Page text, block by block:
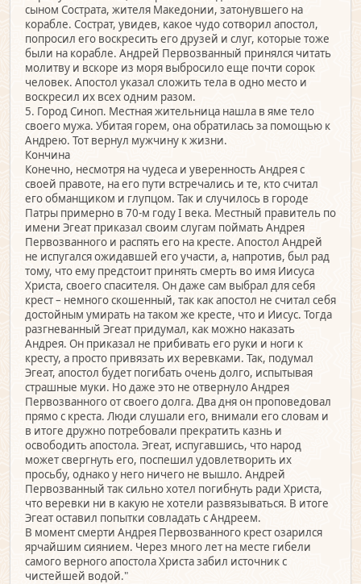
сыном Сострата, жителя Македонии, затонувшего на
корабле. Сострат, увидев, какое чудо сотворил апостол,
попросил его воскресить его друзей и слуг, которые тоже
были на корабле. Андрей Первозванный принялся читать
молитву и вскоре из моря выбросило еще почти сорок
человек. Апостол указал сложить тела в одно место и
воскресил их всех одним разом.
5. Город Синоп. Местная жительница нашла в яме тело
своего мужа. Убитая горем, она обратилась за помощью к
Андрею. Тот вернул мужчину к жизни.
Кончина
Конечно, несмотря на чудеса и уверенность Андрея с
своей правоте, на его пути встречались и те, кто считал
его обманщиком и глупцом. Так и случилось в городе
Патры примерно в 70-м году I века. Местный правитель по
имени Эгеат приказал своим слугам поймать Андрея
Первозванного и распять его на кресте. Апостол Андрей
не испугался ожидавшей его участи, а, напротив, был рад
тому, что ему предстоит принять смерть во имя Иисуса
Христа, своего спасителя. Он даже сам выбрал для себя
крест – немного скошенный, так как апостол не считал себя
достойным умирать на таком же кресте, что и Иисус. Тогда
разгневанный Эгеат придумал, как можно наказать
Андрея. Он приказал не прибивать его руки и ноги к
кресту, а просто привязать их веревками. Так, подумал
Эгеат, апостол будет погибать очень долго, испытывая
страшные муки. Но даже это не отвернуло Андрея
Первозванного от своего долга. Два дня он проповедовал
прямо с креста. Люди слушали его, внимали его словам и
в итоге дружно потребовали прекратить казнь и
освободить апостола. Эгеат, испугавшись, что народ
может свергнуть его, поспешил удовлетворить их
просьбу, однако у него ничего не вышло. Андрей
Первозванный так сильно хотел погибнуть ради Христа,
что веревки ни в какую не хотели развязываться. В итоге
Эгеат оставил попытки совладать с Андреем.
В момент смерти Андрея Первозванного крест озарился
ярчайшим сиянием. Через много лет на месте гибели
самого верного апостола Христа забил источник с
чистейшей водой."